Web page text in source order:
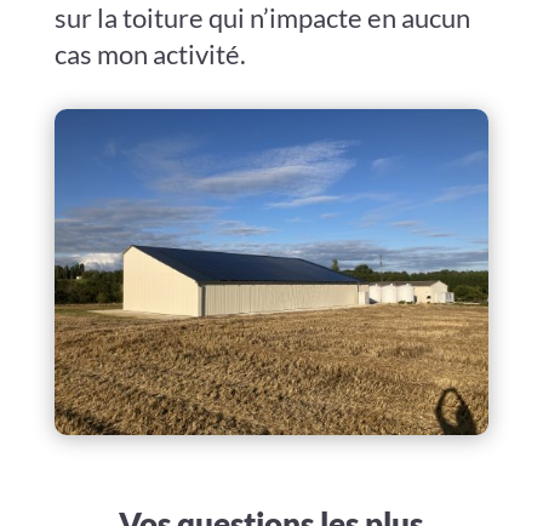
sur la toiture qui n’impacte en aucun
cas mon activité.